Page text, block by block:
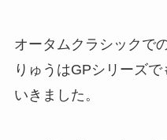
オータムクラシックで
りゅうはGPシリーズ
いきました。